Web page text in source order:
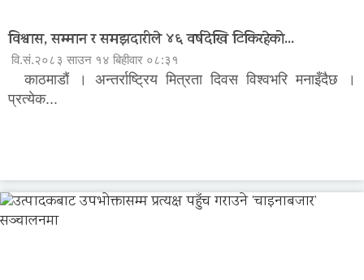
विश्वास, सम्मान र समझदारीले ४६ वर्षदेखि टिकिरहेको...
वि.सं.२०८३ साउन १४ बिहीवार ०८:३१
काठमाडौं । अन्तर्राष्ट्रिय मित्रता दिवस विश्वभरि मनाइँदैछ ।
प्रत्येक...